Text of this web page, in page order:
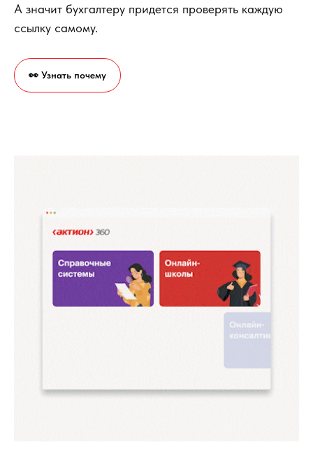
А значит бухгалтеру придется проверять каждую
ссылку самому.
👀 Узнать почему